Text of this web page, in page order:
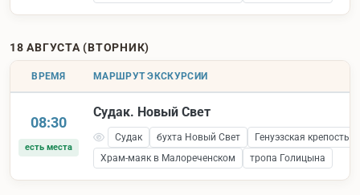
18 АВГУСТА (ВТОРНИК)
ВРЕМЯ МАРШРУТ ЭКСКУРСИИ
08:30
есть места
Судак. Новый Свет
Судак бухта Новый Свет
Генуэзская крепость
Храм-маяк в Малореченском
тропа Голицына